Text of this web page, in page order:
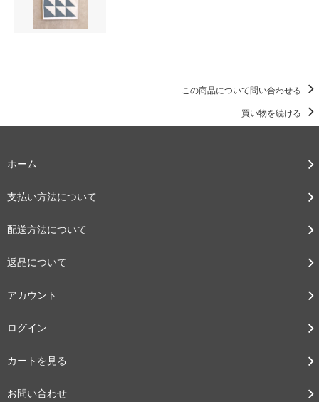
この商品について問い合わせる
買い物を続ける
ホーム
支払い方法について
配送方法について
返品について
アカウント
ログイン
カートを見る
お問い合わせ